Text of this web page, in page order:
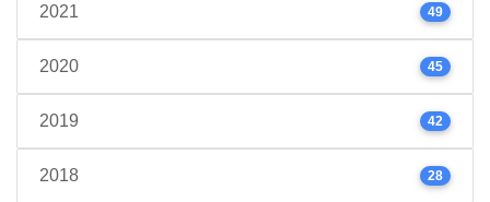
2021 49
2020 45
2019 42
2018 28